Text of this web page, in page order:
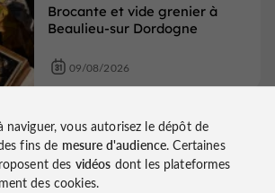
Brocante et vide grenier à
Beaulieu-sur Dordogne
09/08/2026
Brocantes, Vides greniers
Neuvic
naviguer, vous autorisez le dépôt de
fins de mesure d'audience. Certaines
des vidéos dont les plateformes
des cookies.